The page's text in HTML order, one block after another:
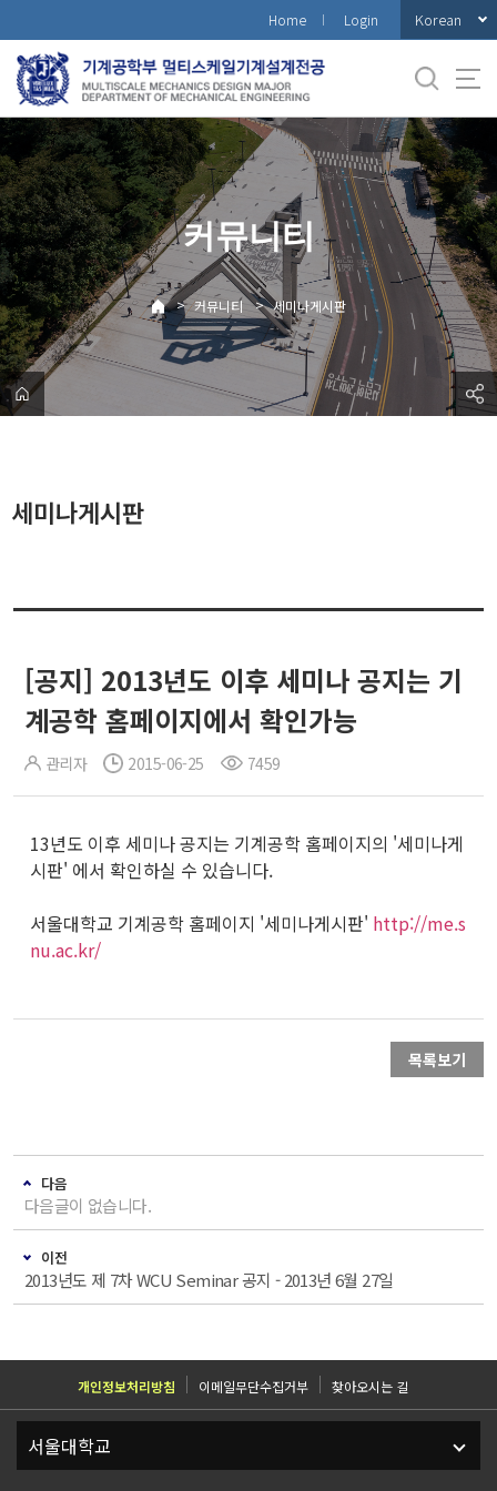
로
메
뉴
Home Login Korean
커뮤니티
> 커뮤니티 > 세미나게시판
세미나게시판
[공지] 2013년도 이후 세미나 공지는 기
계공학 홈페이지에서 확인가능
관리자 2015-06-25 7459
13년도 이후 세미나 공지는 기계공학 홈페이지의 '세미나게
시판' 에서 확인하실 수 있습니다.
서울대학교 기계공학 홈페이지 '세미나게시판' http://me.s
nu.ac.kr/
목록보기
다음
다음글이 없습니다.
이전
2013년도 제 7차 WCU Seminar 공지 - 2013년 6월 27일
개인정보처리방침 이메일무단수집거부 찾아오시는 길